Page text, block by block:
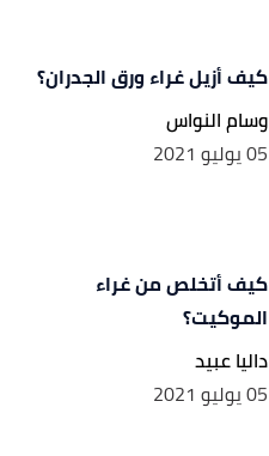
كيف أزيل غراء ورق الجدران؟
وسام النواس
05 يوليو 2021
كيف أتخلص من غراء
الموكيت؟
داليا عبيد
05 يوليو 2021